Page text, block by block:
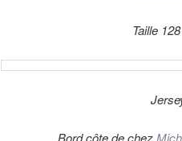
Taille
Bord côte de chez